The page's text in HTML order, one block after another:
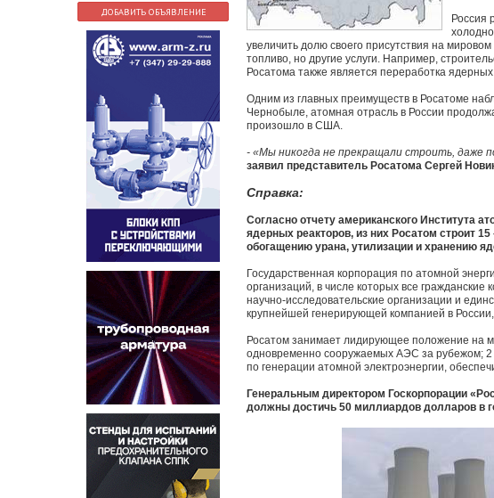
ДОБАВИТЬ ОБЪЯВЛЕНИЕ
Россия
увеличить долю своего присутствия на
топливо, но другие услуги. Например,
Росатома также является переработка
Одним из главных преимуществ в Росатоме
Чернобыле, атомная отрасль в России
произошло в США.
- «Мы никогда не прекращали строить, даже
заявил представитель Росатома Сергей
Справка:
Согласно отчету американского Института
ядерных реакторов, из них Росатом строит
обогащению урана, утилизации и хранению
Государственная корпорация по атомной
организаций, в числе которых все
научно-исследовательские организации и
крупнейшей генерирующей компанией в
Росатом занимает лидирующее положение на
одновременно сооружаемых АЭС за рубежом; 2
по генерации атомной электроэнергии,
Генеральным директором Госкорпорации
должны достичь 50 миллиардов долларов в